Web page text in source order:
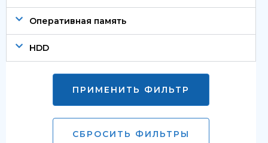
Оперативная память
HDD
ПРИМЕНИТЬ ФИЛЬТР
СБРОСИТЬ ФИЛЬТРЫ